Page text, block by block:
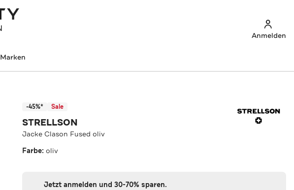
Anmelden
Marken
-45%* Sale
STRELLSON
Jacke Clason Fused oliv
Farbe:oliv
Jetzt anmelden und 30-70% sparen.